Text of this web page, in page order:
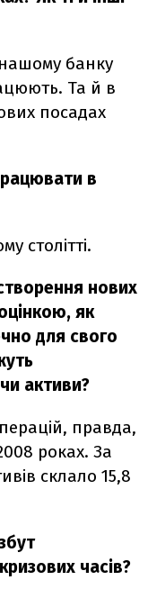
банку
Та й в
посадах
в
столітті.
нових
як
для свого
активи?
правда,
роках. За
склало 15,8
часів?